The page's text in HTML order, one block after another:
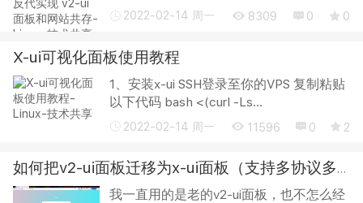
就会比较麻烦，因为Xray和nginx只能二选
成Xray...
2022-02-14 周一 8309 0 0
X-ui可视化面板使用教程
1、安装x-ui SSH登录至你的VPS 复制粘贴
以下代码 bash <(curl -Ls
https://raw.githubusercontent.com/vaxilu/x-
ui/master/install.sh) 等待安装 待命令行出
2022-02-14 周一 11596 0 2
如何把v2-ui面板迁移为x-ui面板（支持多协议多用户的 xray 面板）
我一直用的是老的v2-ui面板，也不怎么经